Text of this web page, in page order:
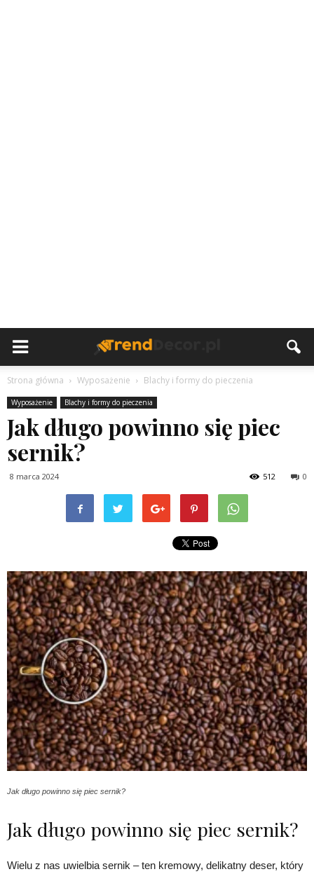
Strona główna Wyposażenie Blachy i formy do pieczenia
Wyposażenie Blachy i formy do pieczenia
Jak długo powinno się piec
sernik?
8 marca 2024 0
512
Jak długo powinno się piec sernik?
Jak długo powinno się piec sernik?
Wielu z nas uwielbia sernik – ten kremowy, delikatny deser, który